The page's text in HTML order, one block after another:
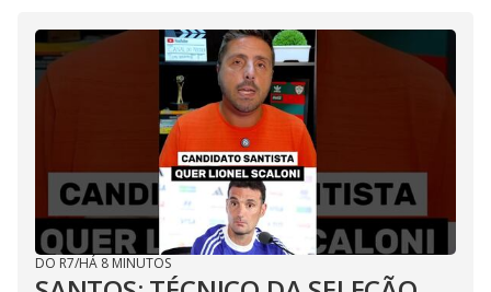
DO R7/HÁ 8 MINUTOS